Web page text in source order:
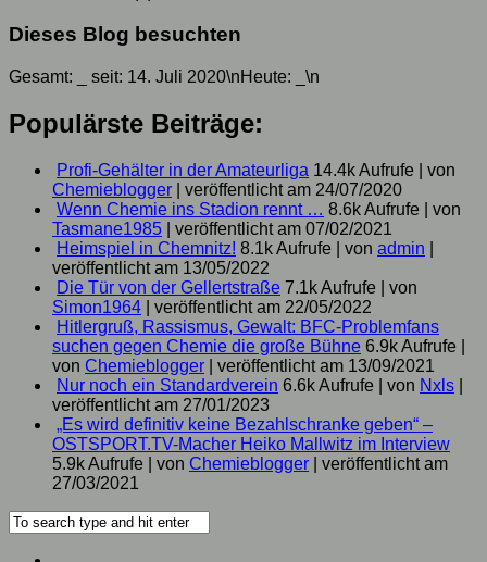
Dieses Blog besuchten
Gesamt: seit: 14. Juli 2020\nHeute: \n
Populärste Beiträge:
Profi-Gehälter in der Amateurliga 14.4k Aufrufe
von
Chemieblogger
veröffentlicht am 24/07/2020
Wenn Chemie ins Stadion rennt … 8.6k Aufrufe
von
Tasmane1985
veröffentlicht am 07/02/2021
Heimspiel in Chemnitz! 8.1k Aufrufe von admin
veröffentlicht am 13/05/2022
Die Tür von der Gellertstraße 7.1k Aufrufe
von
Simon1964
veröffentlicht am 22/05/2022
Hitlergruß, Rassismus, Gewalt: BFC-Problemfans
suchen gegen Chemie die große Bühne 6.9k Aufrufe
von Chemieblogger
veröffentlicht am 13/09/2021
Nur noch ein Standardverein 6.6k Aufrufe von Nxls
veröffentlicht am 27/01/2023
„Es wird definitiv keine Bezahlschranke geben“ –
OSTSPORT.TV-Macher Heiko Mallwitz im Interview
5.9k Aufrufe
von Chemieblogger
veröffentlicht am
27/03/2021